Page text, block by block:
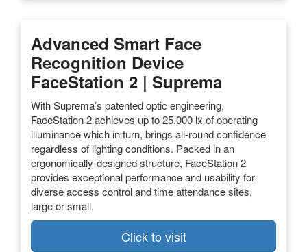
Advanced Smart Face
Recognition Device
FaceStation 2 | Suprema
With Suprema’s patented optic engineering,
FaceStation 2 achieves up to 25,000 lx of operating
illuminance which in turn, brings all-round confidence
regardless of lighting conditions. Packed in an
ergonomically-designed structure, FaceStation 2
provides exceptional performance and usability for
diverse access control and time attendance sites,
large or small.
Click to visit